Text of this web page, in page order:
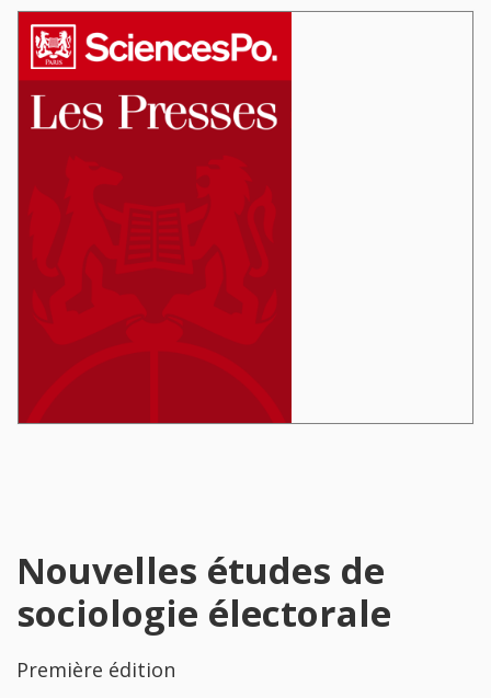
Nouvelles études de
sociologie électorale
Première édition